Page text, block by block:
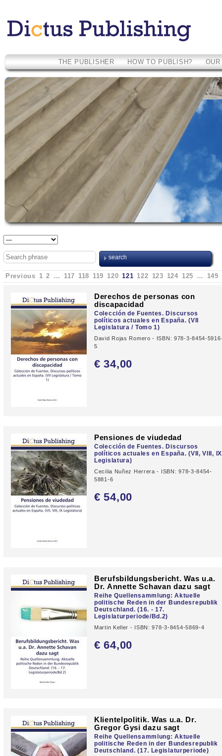
THE PUBLISHER HOW TO PUBLISH?
Previous 1 2 … 117 118 119 120 121 122 123 124 125 … 149
Derechos de personas con
discapacidad
Colección de Fuentes. Discursos
políticos actuales en España. (VII
Legislatura / Tomo 1)
David Rojas Romero - ISBN: 978-3-8454-
5
€ 34,00
Pensiones de viudedad
Colección de Fuentes. Discursos
políticos actuales en España. (VII, VIII, IX
Legislatura)
Cecilia Nuñez Herrera - ISBN: 978-3-8454-
5881-6
€ 54,00
Berufsbildungsbericht. Was u.a.
Dr. Annette Schavan dazu sagt
Reihe Quellensammlung: Aktuelle
politische Reden in der Bundesrepublik
Deutschland. (16. - 17.
Legislaturperiode/Bd.2)
Martin Keller - ISBN: 978-3-8454-5869-4
€ 64,00
Klientelpolitik. Was u.a. Dr.
Gregor Gysi dazu sagt
Reihe Quellensammlung: Aktuelle
politische Reden in der Bundesrepublik
Deutschland. (17. Legislaturperiode)